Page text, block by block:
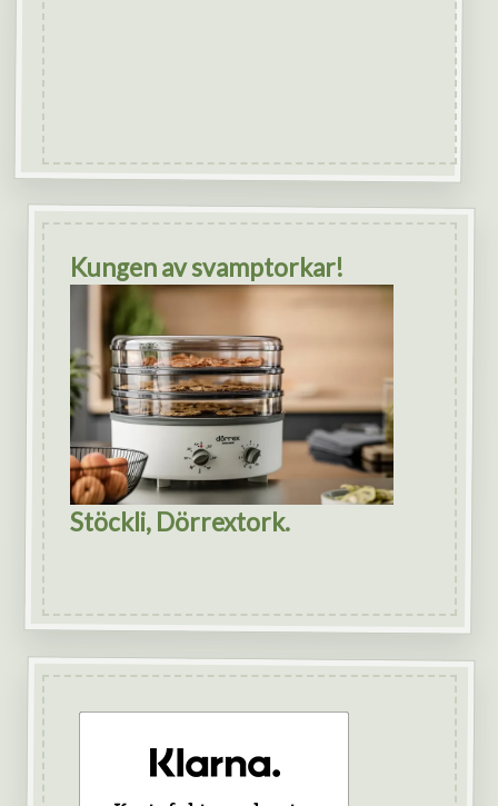
Kungen av svamptorkar!
Stöckli, Dörrextork.